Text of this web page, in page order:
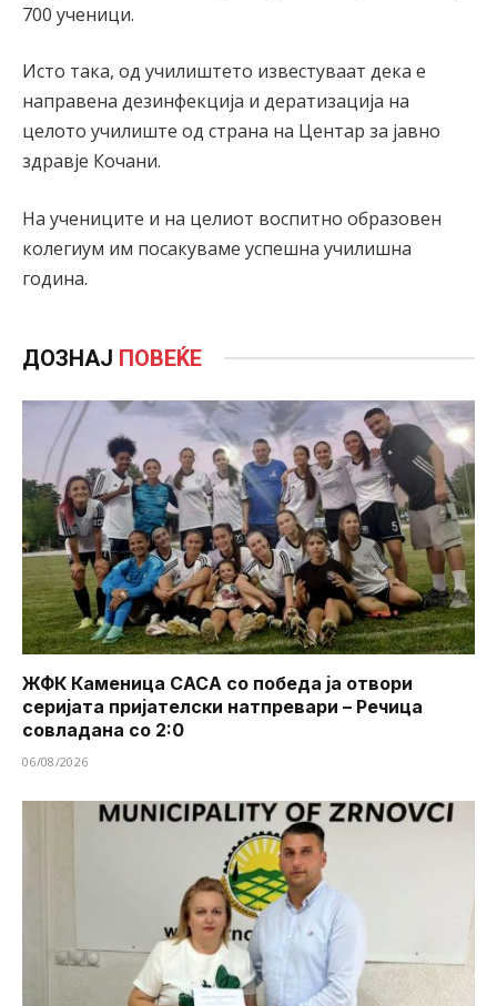
700 ученици.
Исто така, од училиштето известуваат дека е
направена дезинфекција и дератизација на
целото училиште од страна на Центар за јавно
здравје Кочани.
На учениците и на целиот воспитно образовен
колегиум им посакуваме успешна училишна
година.
ДОЗНАЈ ПОВЕЌЕ
ЖФК Каменица САСА со победа ја отвори
серијата пријателски натпревари – Речица
совладана со 2:0
06/08/2026